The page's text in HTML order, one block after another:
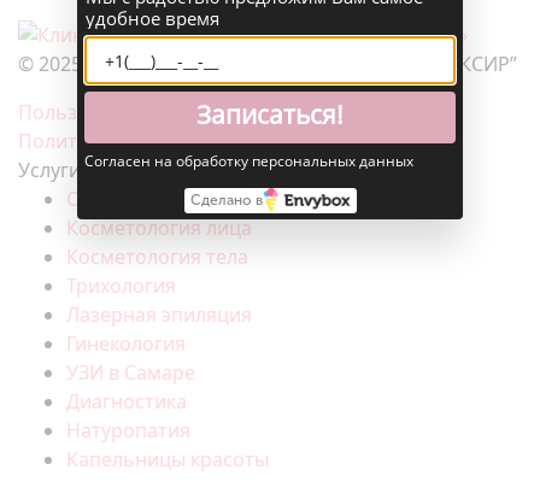
© 2025. Клиника эстетической медицины “ЭЛИКСИР”
Пользовательское соглашение
Политика конфиденциальности
Услуги
СМАС-лифтинг
Косметология лица
Косметология тела
Трихология
Лазерная эпиляция
Гинекология
УЗИ в Самаре
Диагностика
Натуропатия
Капельницы красоты
удобное время
Записаться!
Согласен на обработку персональных данных
Сделано в